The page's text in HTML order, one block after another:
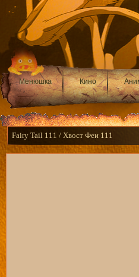
Менюшка Кино
Fairy Tail 111 / Хвост Феи 111